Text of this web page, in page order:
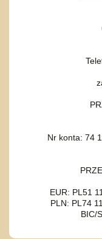
Nr konta: 74
EUR: PL51
PLN: PL74
BIC/